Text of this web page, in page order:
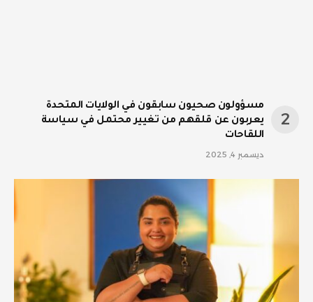
مسؤولون صحيون سابقون في الولايات المتحدة
يعربون عن قلقهم من تغيير محتمل في سياسة
اللقاحات
ديسمبر 4, 2025